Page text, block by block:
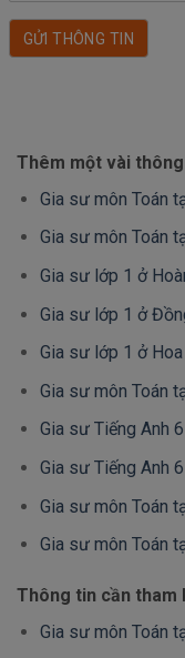
Thêm một vài
Gia sư môn Toán
Gia sư môn Toán
Gia sư lớp 1 ở
Gia sư lớp 1 ở
Gia sư lớp 1 ở
Gia sư môn Toán
Gia sư Tiếng Anh
Gia sư Tiếng Anh
Gia sư môn Toán
Gia sư môn Toán
Thông tin cần tham
Gia sư môn Toán